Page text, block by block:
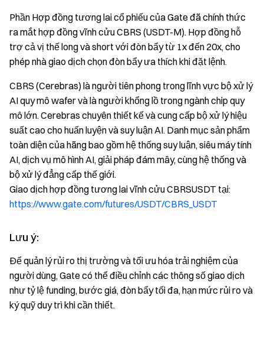
Phần Hợp đồng tương lai cổ phiếu của Gate đã chính thức
ra mắt hợp đồng vĩnh cửu CBRS (USDT-M). Hợp đồng hỗ
trợ cả vị thế long và short với đòn bẩy từ 1x đến 20x, cho
phép nhà giao dịch chọn đòn bẩy ưa thích khi đặt lệnh.
CBRS (Cerebras) là người tiên phong trong lĩnh vực bộ xử lý
AI quy mô wafer và là người khổng lồ trong ngành chip quy
mô lớn. Cerebras chuyên thiết kế và cung cấp bộ xử lý hiệu
suất cao cho huấn luyện và suy luận AI. Danh mục sản phẩm
toàn diện của hãng bao gồm hệ thống suy luận, siêu máy tính
AI, dịch vụ mô hình AI, giải pháp đám mây, cùng hệ thống và
bộ xử lý đẳng cấp thế giới.
Giao dịch hợp đồng tương lai vĩnh cửu CBRSUSDT tại:
https://www.gate.com/futures/USDT/CBRS_USDT
Lưu ý:
Để quản lý rủi ro thị trường và tối ưu hóa trải nghiệm của
người dùng, Gate có thể điều chỉnh các thông số giao dịch
như tỷ lệ funding, bước giá, đòn bẩy tối đa, hạn mức rủi ro và
ký quỹ duy trì khi cần thiết.